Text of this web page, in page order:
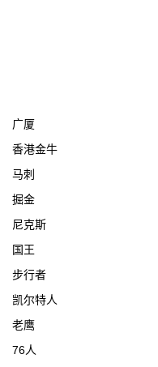
广厦
香港金牛
马刺
掘金
尼克斯
国王
步行者
凯尔特人
老鹰
76人